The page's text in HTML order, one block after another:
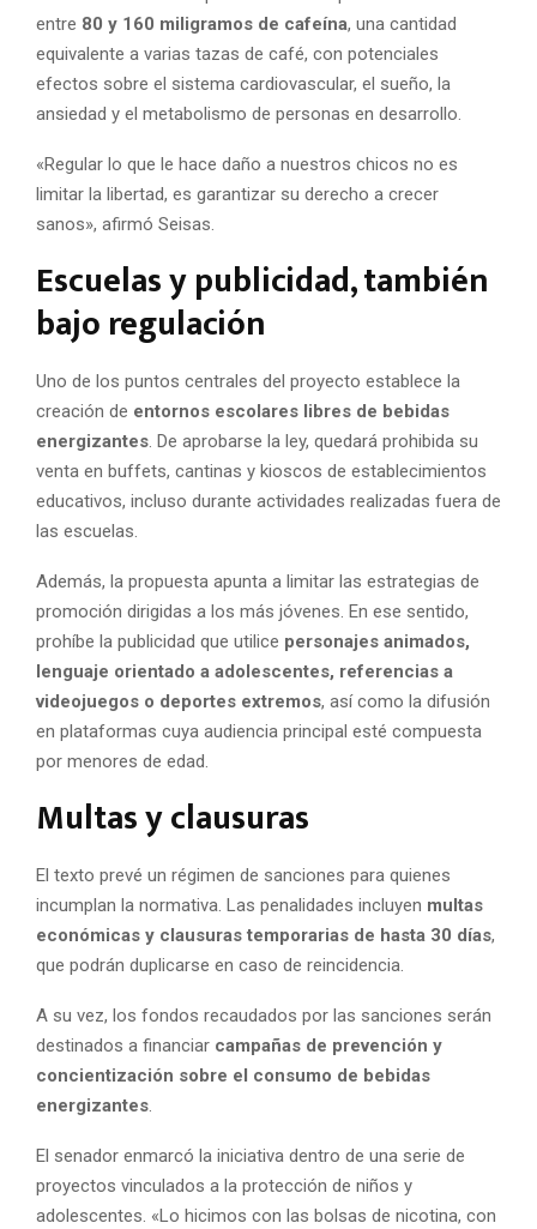
entre 80 y 160 miligramos de cafeína, una cantidad
equivalente a varias tazas de café, con potenciales
efectos sobre el sistema cardiovascular, el sueño, la
ansiedad y el metabolismo de personas en desarrollo.
«Regular lo que le hace daño a nuestros chicos no es
limitar la libertad, es garantizar su derecho a crecer
sanos», afirmó Seisas.
Escuelas y publicidad, también
bajo regulación
Uno de los puntos centrales del proyecto establece la
creación de entornos escolares libres de bebidas
energizantes. De aprobarse la ley, quedará prohibida su
venta en buffets, cantinas y kioscos de establecimientos
educativos, incluso durante actividades realizadas fuera de
las escuelas.
Además, la propuesta apunta a limitar las estrategias de
promoción dirigidas a los más jóvenes. En ese sentido,
prohíbe la publicidad que utilice personajes animados,
lenguaje orientado a adolescentes, referencias a
videojuegos o deportes extremos, así como la difusión
en plataformas cuya audiencia principal esté compuesta
por menores de edad.
Multas y clausuras
El texto prevé un régimen de sanciones para quienes
incumplan la normativa. Las penalidades incluyen multas
económicas y clausuras temporarias de hasta 30 días,
que podrán duplicarse en caso de reincidencia.
A su vez, los fondos recaudados por las sanciones serán
destinados a financiar campañas de prevención y
concientización sobre el consumo de bebidas
energizantes.
El senador enmarcó la iniciativa dentro de una serie de
proyectos vinculados a la protección de niños y
adolescentes. «Lo hicimos con las bolsas de nicotina, con